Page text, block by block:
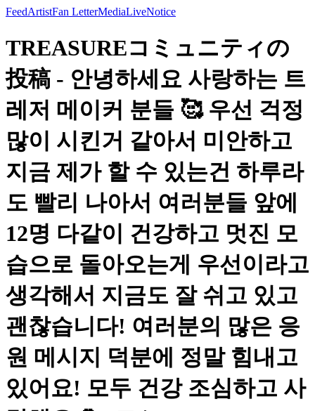
FeedArtistFan LetterMediaLiveNotice
TREASUREコミュニティの
投稿 - 안녕하세요 사랑하는 트
레저 메이커 분들 🥰 우선 걱정
많이 시킨거 같아서 미안하고
지금 제가 할 수 있는건 하루라
도 빨리 나아서 여러분들 앞에
12명 다같이 건강하고 멋진 모
습으로 돌아오는게 우선이라고
생각해서 지금도 잘 쉬고 있고
괜찮습니다! 여러분의 많은 응
원 메시지 덕분에 정말 힘내고
있어요! 모두 건강 조심하고 사